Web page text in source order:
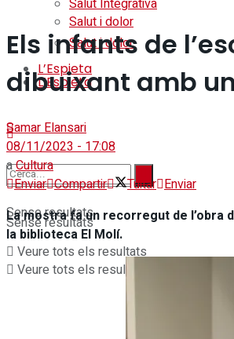
Salut i dolor
L’Espieta
Sense resultats
Veure tots els resultats
Salut Integrativa
Salut i dolor
L’Espieta
Sense resultats
Veure tots els resultats
Els infants de
dibuixant amb
Samar Elansari
08/11/2023 - 17:08
aCultura
Enviar Compartir Tuitar Enviar
La mostra fa un recorregut de l’obra
la biblioteca El Molí.